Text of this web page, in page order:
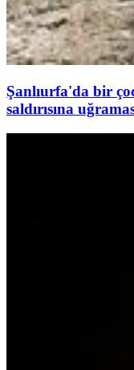
Şanlıurfa'da bir
saldırısına